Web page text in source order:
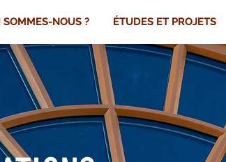
SOMMES-NOUS ? ÉTUDES ET PROJETS